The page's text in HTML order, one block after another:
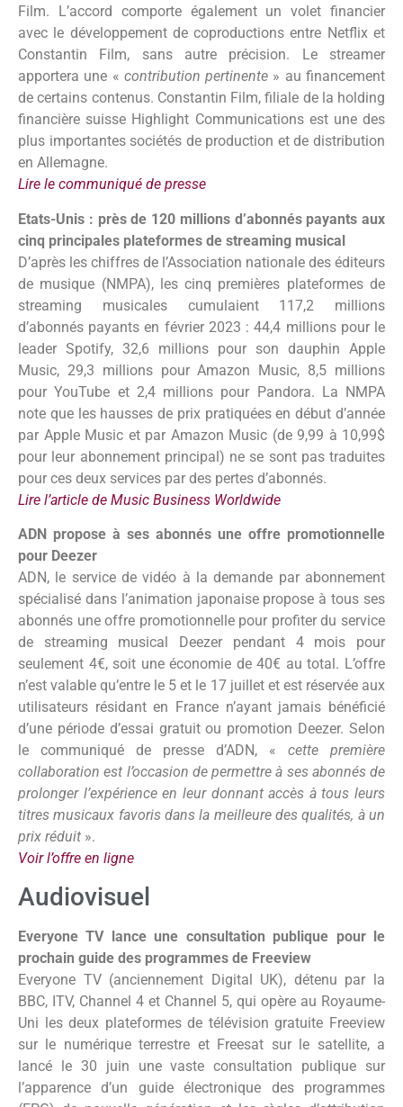
Film. L’accord comporte également un volet financier
avec le développement de coproductions entre Netflix et
Constantin Film, sans autre précision. Le streamer
apportera une « contribution pertinente » au financement
de certains contenus. Constantin Film, filiale de la holding
financière suisse Highlight Communications est une des
plus importantes sociétés de production et de distribution
en Allemagne.
Lire le communiqué de presse
Etats-Unis : près de 120 millions d’abonnés payants aux
cinq principales plateformes de streaming musical
D’après les chiffres de l’Association nationale des éditeurs
de musique (NMPA), les cinq premières plateformes de
streaming musicales cumulaient 117,2 millions
d’abonnés payants en février 2023 : 44,4 millions pour le
leader Spotify, 32,6 millions pour son dauphin Apple
Music, 29,3 millions pour Amazon Music, 8,5 millions
pour YouTube et 2,4 millions pour Pandora. La NMPA
note que les hausses de prix pratiquées en début d’année
par Apple Music et par Amazon Music (de 9,99 à 10,99$
pour leur abonnement principal) ne se sont pas traduites
pour ces deux services par des pertes d’abonnés.
Lire l’article de Music Business Worldwide
ADN propose à ses abonnés une offre promotionnelle
pour Deezer
ADN, le service de vidéo à la demande par abonnement
spécialisé dans l’animation japonaise propose à tous ses
abonnés une offre promotionnelle pour profiter du service
de streaming musical Deezer pendant 4 mois pour
seulement 4€, soit une économie de 40€ au total. L’offre
n’est valable qu’entre le 5 et le 17 juillet et est réservée aux
utilisateurs résidant en France n’ayant jamais bénéficié
d’une période d’essai gratuit ou promotion Deezer. Selon
le communiqué de presse d’ADN, « cette première
collaboration est l’occasion de permettre à ses abonnés de
prolonger l’expérience en leur donnant accès à tous leurs
titres musicaux favoris dans la meilleure des qualités, à un
prix réduit ».
Voir l’offre en ligne
Audiovisuel
Everyone TV lance une consultation publique pour le
prochain guide des programmes de Freeview
Everyone TV (anciennement Digital UK), détenu par la
BBC, ITV, Channel 4 et Channel 5, qui opère au Royaume-
Uni les deux plateformes de télévision gratuite Freeview
sur le numérique terrestre et Freesat sur le satellite, a
lancé le 30 juin une vaste consultation publique sur
l’apparence d’un guide électronique des programmes